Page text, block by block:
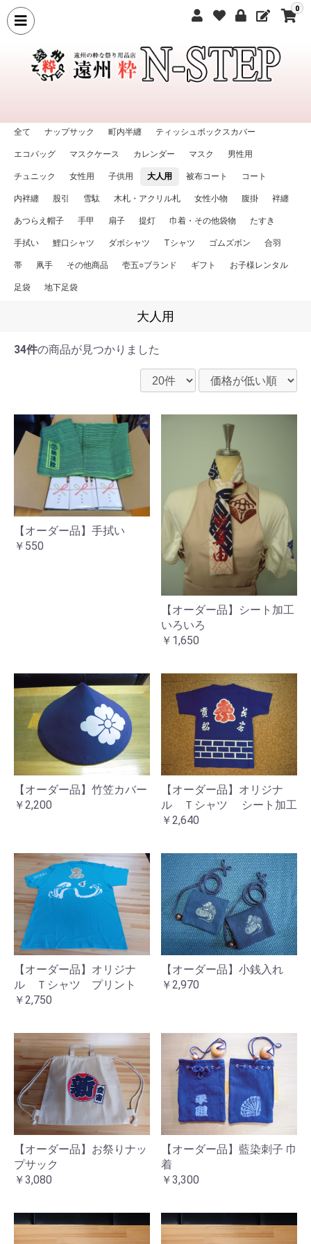
0
全て ナップサック 町内半纏 ティッシュボックスカバー
エコバッグ マスクケース カレンダー マスク 男性用
チュニック 女性用 子供用 大人用 被布コート コート
内袢纏 股引 雪駄 木札・アクリル札 女性小物 腹掛 袢纏
あつらえ帽子 手甲 扇子 提灯 巾着・その他袋物 たすき
手拭い 鯉口シャツ ダボシャツ Tシャツ ゴムズボン 合羽
帯 凧手 その他商品 壱五○ブランド ギフト お子様レンタル
足袋 地下足袋
大人用
34件の商品が見つかりました
【オーダー品】手拭い
￥550
【オーダー品】シート加工
いろいろ
￥1,650
【オーダー品】竹笠カバー
￥2,200
【オーダー品】オリジナ
ル Ｔシャツ シート加工
￥2,640
【オーダー品】オリジナ
ル Ｔシャツ プリント
￥2,750
【オーダー品】小銭入れ
￥2,970
【オーダー品】お祭りナッ
プサック
￥3,080
【オーダー品】藍染刺子 巾
着
￥3,300